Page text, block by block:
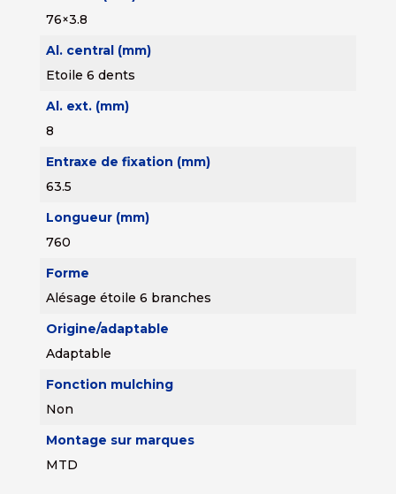
76×3.8
Al. central (mm)
Etoile 6 dents
Al. ext. (mm)
8
Entraxe de fixation (mm)
63.5
Longueur (mm)
760
Forme
Alésage étoile 6 branches
Origine/adaptable
Adaptable
Fonction mulching
Non
Montage sur marques
MTD